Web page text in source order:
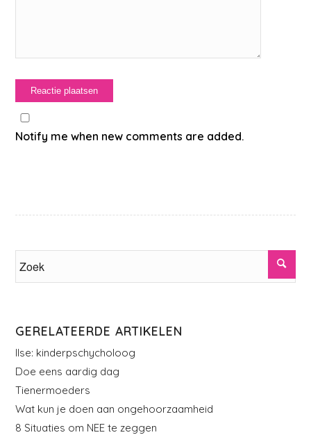
Notify me when new comments are added.
GERELATEERDE ARTIKELEN
Ilse: kinderpschycholoog
Doe eens aardig dag
Tienermoeders
Wat kun je doen aan ongehoorzaamheid
8 Situaties om NEE te zeggen